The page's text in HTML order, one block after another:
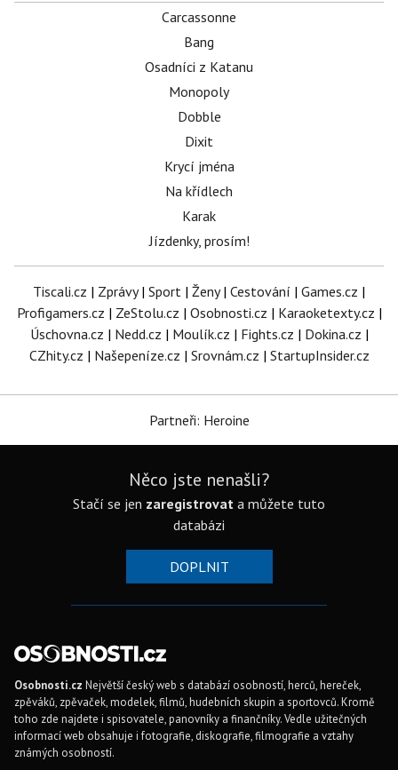
Carcassonne
Bang
Osadníci z Katanu
Monopoly
Dobble
Dixit
Krycí jména
Na křídlech
Karak
Jízdenky, prosím!
Tiscali.cz | Zprávy| Sport | Ženy| Cestování | Games.cz |
Profigamers.cz | ZeStolu.cz | Osobnosti.cz | Karaoketexty.cz |
Úschovna.cz | Nedd.cz | Moulík.cz | Fights.cz | Dokina.cz |
CZhity.cz | Našepeníze.cz | Srovnám.cz | StartupInsider.cz
Partneři: Heroine
Něco jste nenašli?
Stačí se jen zaregistrovat a můžete tuto
databázi
DOPLNIT
Osobnosti.cz Největší český web s databází osobností, herců, hereček,
zpěváků, zpěvaček, modelek, filmů, hudebních skupin a sportovců. Kromě
toho zde najdete i spisovatele, panovníky a finančníky. Vedle užitečných
informací web obsahuje i fotografie, diskografie, filmografie a vztahy
známých osobností.